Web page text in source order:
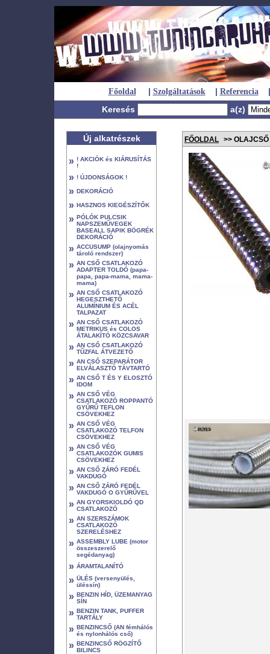
Főoldal | Szolgáltatások | Referencia
|
Keresés
a(z)
Új alkatrészek
» ! AKCIÓK és KIÁRUSÍTÁS
!
» ! ÚJDONSÁGOK !
» DEKORÁCIÓ
» HASZNOS KIEGÉSZÍTŐK
» PÓLÓK PULCSIK
NAPSZEMŰVEGEK
BASEALL SAPIK BÖGRÉK
DEKORÁCIÓ
» ACCUSUMP (olajnyomás
tároló rendszer)
» AN CSŐ CSATLAKOZÓ
ADAPTER TOLDÓ (papa-
papa, papa-mama, mama-
mama)
» AN CSŐ CSATLAKOZÓ
HEGESZTHETŐ
ALUMÍNIUM ÉS ACÉL
TALPAZAT
» AN CSŐ CSATLAKOZÓ
METRIKUS és COLOS
ÁTALAKÍTÓ KÖZCSAVAR
» AN CSŐ CSATLAKOZÓ
TŰZFAL ÁTVEZETŐ
» AN CSŐ SZEPARÁTOR
ELVÁLASZTÓ TÁVTARTÓ
» AN CSŐ T ÉS Y ELOSZTÓ
IDOM
» AN CSŐ VÉG
CSATLAKOZÓ ROPPANTÓ
GYŰRŰ TEFLON
CSÖVEKHEZ
» AN CSŐ VÉG
CSATLAKOZÓ TELFON
CSÖVEKHEZ
» AN CSŐ VÉG
CSATLAKOZÓK GUMIS
CSÖVEKHEZ
» AN CSŐ ZÁRÓ FEDÉL
VAKDUGÓ
» AN CSŐ ZÁRÓ FEDÉL
VAKDUGÓ O GYŰRŰVEL
» AN GYORSKIOLDÓ QD
CSATLAKOZÓ
» AN SZERSZÁMOK
CSATLAKOZÓ
SZERELÉSHEZ
» ASSEMBLY LUBE (motor
összeszerelő
segédanyag)
» ÁRAMTALANÍTÓ
» ÜLÉS (versenyülés,
üléssín)
» BENZIN HÍD, ÜZEMANYAG
SÍN
» BENZIN TANK, PUFFER
TARTÁLY
» BENZINCSŐ (AN fémhálós
és nylonhálós cső)
» BENZINCSŐ RÖGZÍTŐ
BILINCS
FŐOLDAL >>